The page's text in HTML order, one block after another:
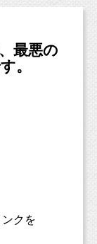
アメイク
、キャン
ル料が発
す）
円（税
。
てみまし
いきまし
最悪の
。
クを